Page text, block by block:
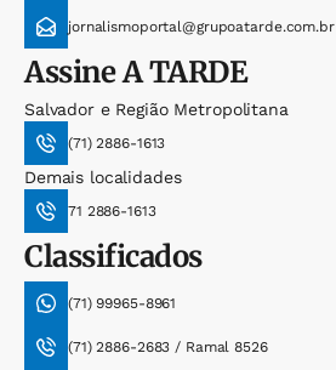
jornalismoportal@grupoatarde.com.br
AssineA TARDE
Salvador e Região Metropolitana
(71) 2886-1613
Demais localidades
71 2886-1613
Classificados
(71) 99965-8961
(71) 2886-2683 / Ramal 8526